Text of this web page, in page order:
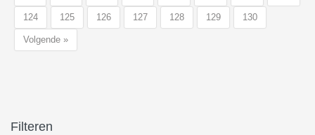
124 125 126 127 128 129 130
Volgende »
Filteren